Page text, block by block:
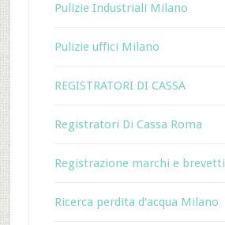
Pulizie Industriali Milano
Pulizie uffici Milano
REGISTRATORI DI CASSA
Registratori Di Cassa Roma
Registrazione marchi e brevetti
Ricerca perdita d'acqua Milano